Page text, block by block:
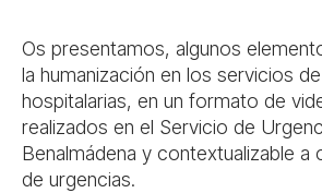
Os presentamos, algunos
la humanización en los servicios
hospitalarias, en un formato de
realizados en el Servicio de
Benalmádena y contextualizable a
de urgencias.